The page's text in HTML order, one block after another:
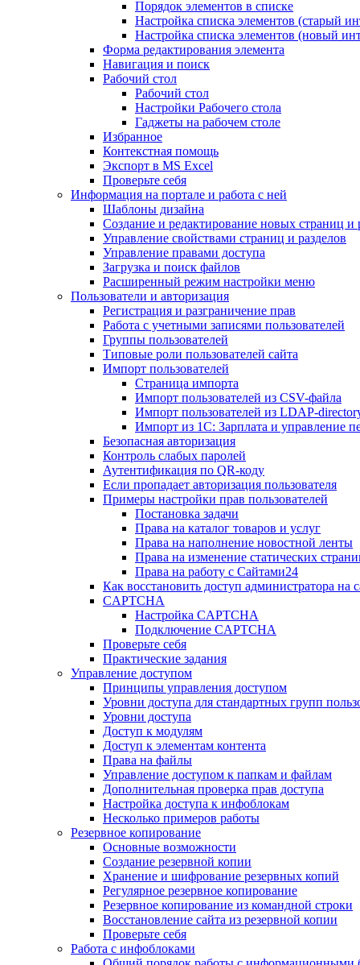
Порядок элементов в списке
Настройка списка элементов (старый
Настройка списка элементов (новый
Форма редактирования элемента
Навигация и поиск
Рабочий стол
Рабочий стол
Настройки Рабочего стола
Гаджеты на рабочем столе
Избранное
Контекстная помощь
Экспорт в MS Excel
Проверьте себя
Информация на портале и работа с ней
Шаблоны дизайна
Создание и редактирование новых страниц и
Управление свойствами страниц и разделов
Управление правами доступа
Загрузка и поиск файлов
Расширенный режим настройки меню
Пользователи и авторизация
Регистрация и разграничение прав
Работа с учетными записями пользователей
Группы пользователей
Типовые роли пользователей сайта
Импорт пользователей
Страница импорта
Импорт пользователей из CSV-файла
Импорт пользователей из LDAP-
Импорт из 1С: Зарплата и управление
Безопасная авторизация
Контроль слабых паролей
Аутентификация по QR-коду
Если пропадает авторизация пользователя
Примеры настройки прав пользователей
Постановка задачи
Права на каталог товаров и услуг
Права на наполнение новостной ленты
Права на изменение статических
Права на работу с Сайтами24
Как восстановить доступ администратора на
CAPTCHA
Настройка CAPTCHA
Подключение CAPTCHA
Проверьте себя
Практические задания
Управление доступом
Принципы управления доступом
Уровни доступа для стандартных групп
Уровни доступа
Доступ к модулям
Доступ к элементам контента
Права на файлы
Управление доступом к папкам и файлам
Дополнительная проверка прав доступа
Настройка доступа к инфоблокам
Несколько примеров работы
Резервное копирование
Основные возможности
Создание резервной копии
Хранение и шифрование резервных копий
Регулярное резервное копирование
Резервное копирование из командной строки
Восстановление сайта из резервной копии
Проверьте себя
Работа с инфоблоками